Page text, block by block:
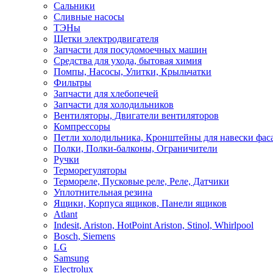
Сальники
Сливные насосы
ТЭНы
Щетки электродвигателя
Запчасти для посудомоечных машин
Средства для ухода, бытовая химия
Помпы, Насосы, Улитки, Крыльчатки
Фильтры
Запчасти для хлебопечей
Запчасти для холодильников
Вентиляторы, Двигатели вентиляторов
Компрессоры
Петли холодильника, Кронштейны для навески
Полки, Полки-балконы, Ограничители
Ручки
Терморегуляторы
Термореле, Пусковые реле, Реле, Датчики
Уплотнительная резина
Ящики, Корпуса ящиков, Панели ящиков
Atlant
Indesit, Ariston, HotPoint Ariston, Stinol, Whirlpool
Bosch, Siemens
LG
Samsung
Electrolux